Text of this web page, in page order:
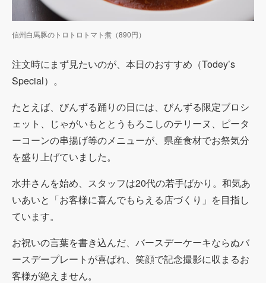
信州白馬豚のトロトロトマト煮（890円）
注文時にまず見たいのが、本日のおすすめ（Todey’s
Special）。
たとえば、びんずる踊りの日には、びんずる限定ブロシ
ェット、じゃがいもととうもろこしのテリーヌ、ピータ
ーコーンの串揚げ等のメニューが、県産食材でお祭気分
を盛り上げていました。
水井さんを始め、スタッフは20代の若手ばかり。和気あ
いあいと「お客様に喜んでもらえる店づくり」を目指し
ています。
お祝いの言葉を書き込んだ、バースデーケーキならぬバ
ースデープレートが喜ばれ、笑顔で記念撮影に収まるお
客様が絶えません。